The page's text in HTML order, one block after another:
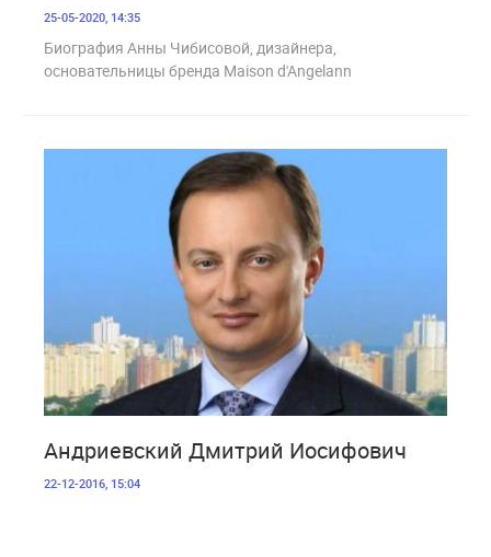
25-05-2020, 14:35
Биография Анны Чибисовой, дизайнера,
основательницы бренда Maison d'Angelann
Андриевский Дмитрий Иосифович
22-12-2016, 15:04